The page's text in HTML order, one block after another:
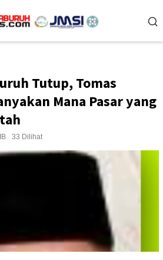
Tutup, Tomas
Mana Pasar yang
33 Dilihat